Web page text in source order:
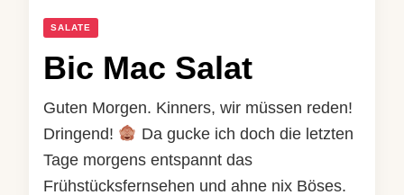
SALATE
Bic Mac Salat
Guten Morgen. Kinners, wir müssen reden!
Dringend!
Da gucke ich doch die letzten
Tage morgens entspannt das
Frühstücksfernsehen und ahne nix Böses.